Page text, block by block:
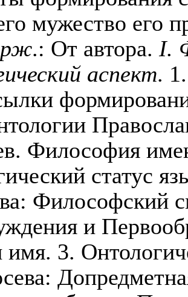
мужество его
.: От автора.I.
аспект.
Философия
статус
Философский
и
3.